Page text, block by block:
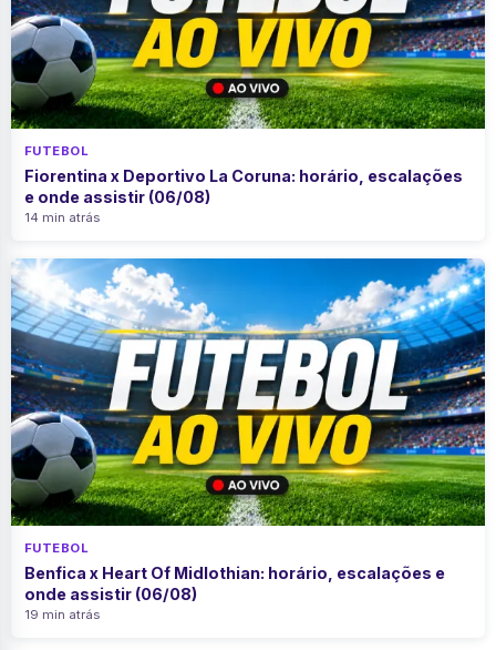
FUTEBOL
Fiorentina x Deportivo La Coruna: horário, escalações
e onde assistir (06/08)
14 min atrás
FUTEBOL
Benfica x Heart Of Midlothian: horário, escalações e
onde assistir (06/08)
19 min atrás